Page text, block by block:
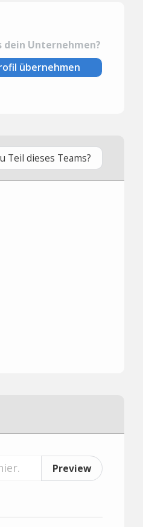
dein Unternehmen?
übernehmen
Teil dieses Teams?
Preview